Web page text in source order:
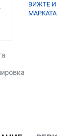
ВИЖТЕ
МАРКАТА